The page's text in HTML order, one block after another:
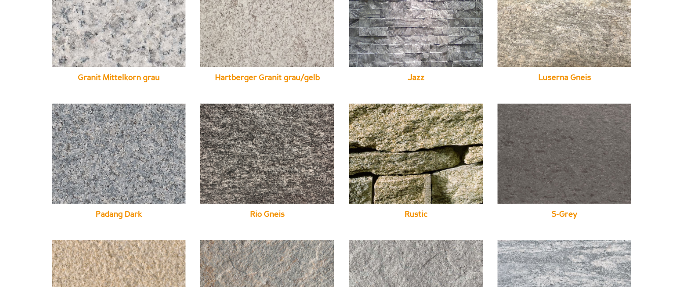
Granit Mittelkorn grau Hartberger Granit grau/gelb Jazz Luserna Gneis
Padang Dark Rio Gneis Rustic S-Grey